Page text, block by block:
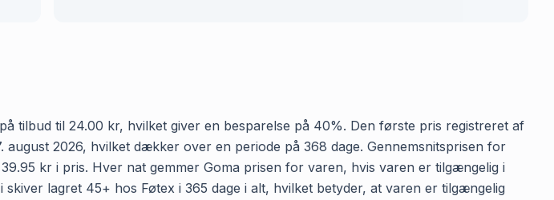
tilbud til 24.00 kr, hvilket giver en besparelse på 40%. Den første pris registreret af
2026, hvilket dækker over en periode på 368 dage. Gennemsnitsprisen for
kr i pris. Hver nat gemmer Goma prisen for varen, hvis varen er tilgængelig i
lagret 45+ hos Føtex i 365 dage i alt, hvilket betyder, at varen er tilgængelig